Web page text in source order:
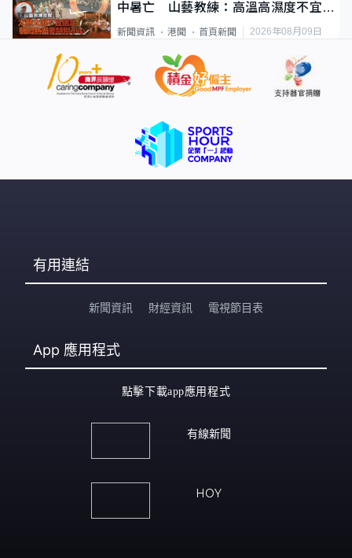
中暑亡 山藝教練：高溫高濕度不宜遠
足
新聞資訊 港聞 首頁新聞 2026年08月09日
有用連結
新聞資訊 財經資訊 電視節目表
App 應用程式
點擊下載app應用程式
有線新聞
HOY